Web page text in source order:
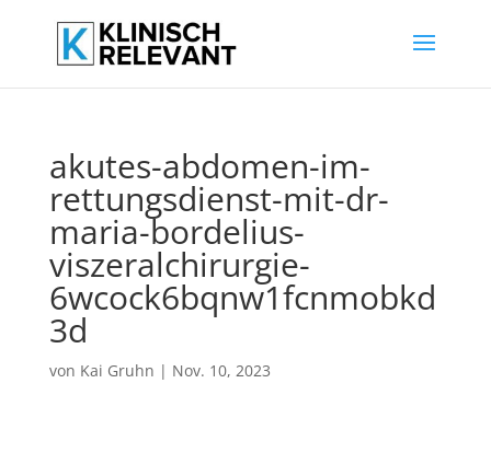
akutes-abdomen-im-
rettungsdienst-mit-dr-
maria-bordelius-
viszeralchirurgie-
6wcock6bqnw1fcnmobkd
3d
von Kai Gruhn | Nov. 10, 2023